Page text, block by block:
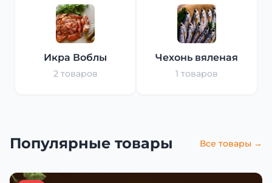
Икра Воблы
2 товаров
Чехонь вяленая
1 товаров
Популярные товары Все товары →